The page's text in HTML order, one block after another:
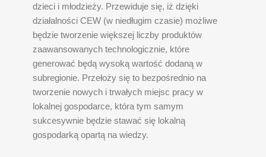
dzieci i młodzieży. Przewiduje się, iż dzięki
działalności CEW (w niedługim czasie) możliwe
będzie tworzenie większej liczby produktów
zaawansowanych technologicznie, które
generować będą wysoką wartość dodaną w
subregionie. Przełoży się to bezpośrednio na
tworzenie nowych i trwałych miejsc pracy w
lokalnej gospodarce, która tym samym
sukcesywnie będzie stawać się lokalną
gospodarką opartą na wiedzy.